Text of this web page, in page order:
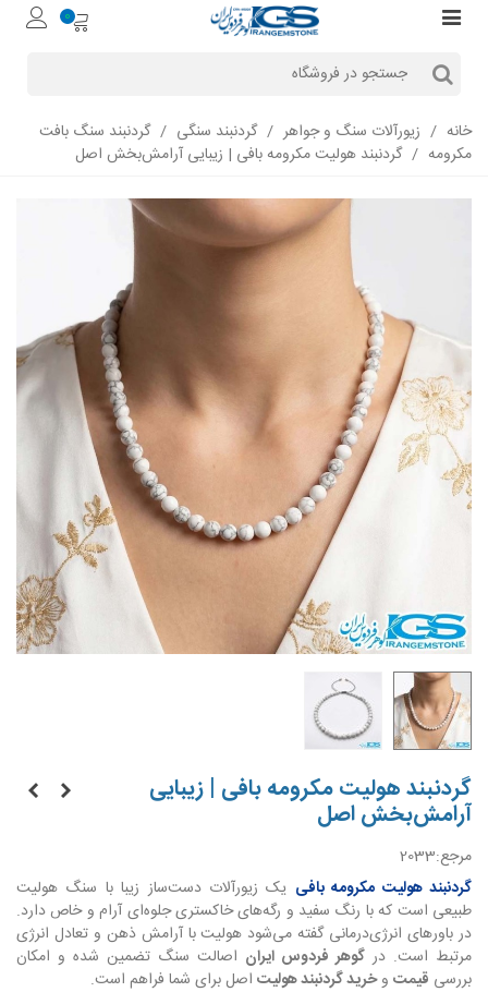
0
خانه / زیورآلات سنگ و جواهر / گردنبند سنگی / گردنبند سنگ بافت
مکرومه / گردنبند هولیت مکرومه بافی | زیبایی آرامش‌بخش اصل
گردنبند هولیت مکرومه بافی | زیبایی
آرامش‌بخش اصل
مرجع:2033
گردنبند هولیت مکرومه بافی یک زیورآلات دست‌ساز زیبا با سنگ هولیت
طبیعی است که با رنگ سفید و رگه‌های خاکستری جلوه‌ای آرام و خاص دارد.
در باورهای انرژی‌درمانی گفته می‌شود هولیت با آرامش ذهن و تعادل انرژی
مرتبط است. در گوهر فردوس ایران اصالت سنگ تضمین شده و امکان
بررسی قیمت وخرید گردنبند هولیت اصل برای شما فراهم است.